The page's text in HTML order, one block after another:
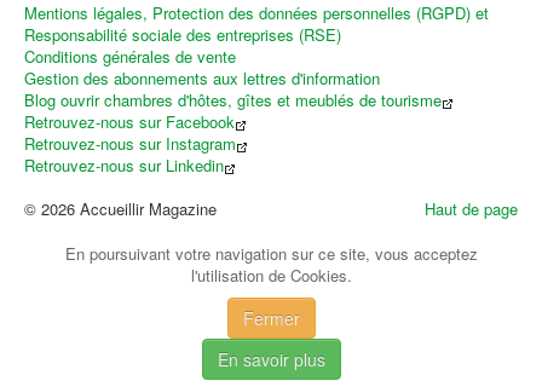
Mentions légales, Protection des données personnelles (RGPD) et
Responsabilité sociale des entreprises (RSE)
Conditions générales de vente
Gestion des abonnements aux lettres d'information
Blog ouvrir chambres d'hôtes, gîtes et meublés de tourisme
Retrouvez-nous sur Facebook
Retrouvez-nous sur Instagram
Retrouvez-nous sur Linkedin
Haut de page
© 2026 Accueillir Magazine
En poursuivant votre navigation sur ce site, vous acceptez
l'utilisation de Cookies.
Fermer
En savoir plus